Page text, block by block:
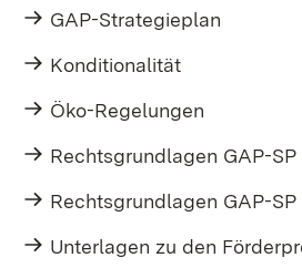
GAP-Strategieplan
Konditionalität
Öko-Regelungen
Rechtsgrundlagen GAP-SP
Rechtsgrundlagen GAP-SP
Unterlagen zu den